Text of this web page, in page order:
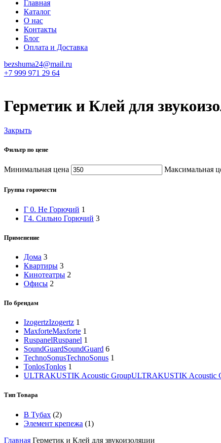
Главная
Каталог
О нас
Контакты
Блог
Оплата и Доставка
bezshuma24@mail.ru
+7 999 971 29 64
Герметик и Клей для
Закрыть
Фильтр по цене
Минимальная цена Максимальная
Группа горючести
Г 0. Не Горючий 1
Г4. Сильно Горючий 3
Применение
Дома 3
Квартиры 3
Кинотеатры 2
Офисы 2
По брендам
IzogertzIzogertz 1
MaxforteMaxforte 1
RuspanelRuspanel 1
SoundGuardSoundGuard 6
TechnoSonusTechnoSonus 1
TonlosTonlos 1
ULTRAKUSTIK Acoustic GroupULTRAKUSTIK Acoustic
Тип Товара
В Тубах (2)
Элемент крепежа (1)
Главная Герметик и Клей для звукоизоляции